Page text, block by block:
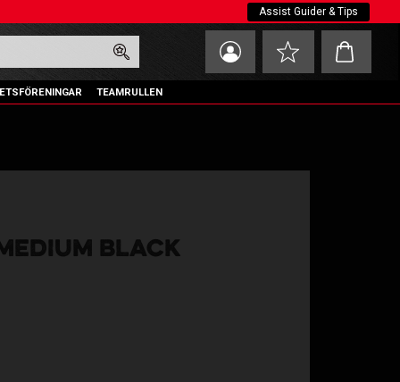
Assist Guider & Tips
Favoriter
Kundvagn
TEAMRULLEN
BLACK